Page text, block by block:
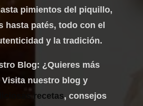
pimientos del piquillo,
hasta patés, todo con el
y la tradición.
Blog: ¿Quieres más
nuestro blog y
recetas, consejos